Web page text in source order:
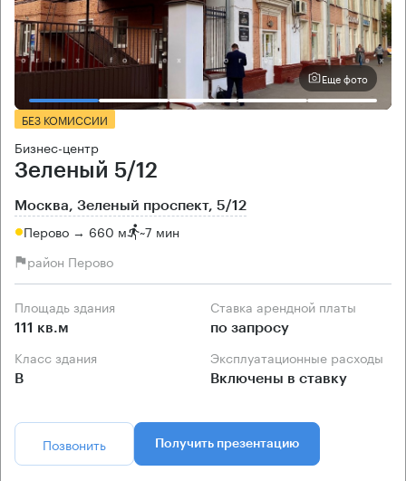
Еще фото
БЕЗ КОМИССИИ
Бизнес-центр
Зеленый 5/12
Москва, Зеленый проспект, 5/12
Перово → 660 м ~7 мин
район Перово
Площадь здания
111 кв.м
Ставка арендной платы
по запросу
Класс здания
B
Эксплуатационные расходы
Включены в ставку
Позвонить Получить презентацию